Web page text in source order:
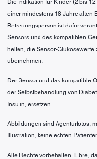
Die Indikation für Kinder (2 bis
einer mindestens 18 Jahre alten
Betreuungsperson ist dafür
Sensors und des kompatiblen
helfen, die Sensor-Glukosewerte
übernehmen.
Der Sensor und das kompatible
der Selbstbehandlung von
Insulin, ersetzen.
Abbildungen sind Agenturfotos,
Illustration, keine echten
Alle Rechte vorbehalten. Libre,